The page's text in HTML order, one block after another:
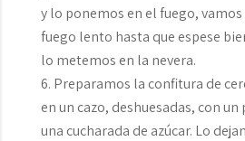
y lo ponemos en el fuego,
fuego lento hasta que espese
lo metemos en la nevera.
Preparamos la confitura de
en un cazo, deshuesadas, con
una cucharada de azúcar. Lo